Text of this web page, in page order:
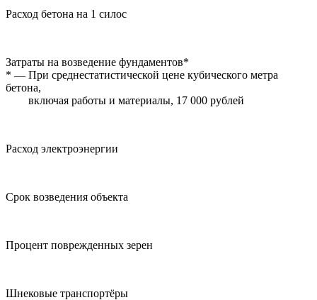
Расход бетона на 1 силос
Затраты на возведение фундаментов*
* — При среднестатистической цене кубического метра
бетона,
включая работы и материалы, 17 000 рублей
Расход электроэнергии
Срок возведения объекта
Процент поврежденных зерен
Шнековые транспортёры